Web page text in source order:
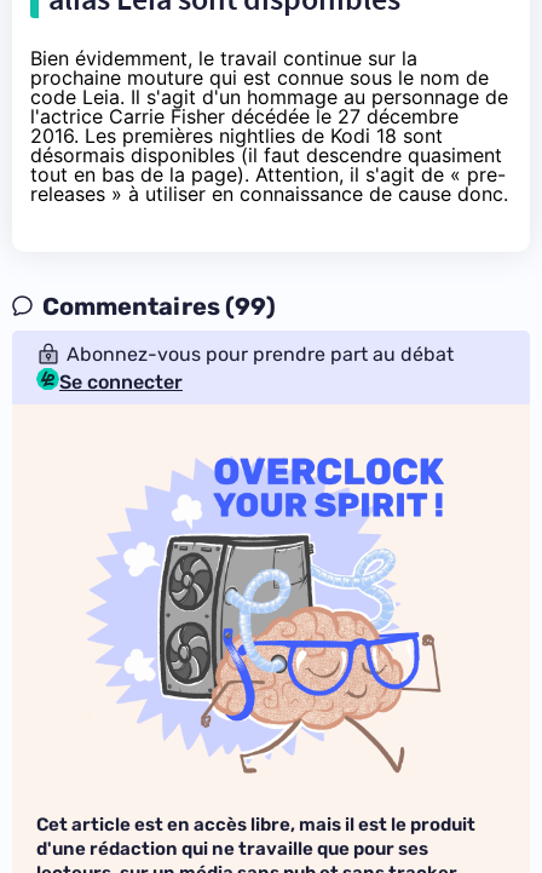
Bien évidemment, le travail continue sur la
prochaine mouture qui est connue sous le nom de
code Leia. Il s'agit d'un hommage au personnage de
l'actrice Carrie Fisher décédée le 27 décembre
2016. Les premières nightlies de Kodi 18 sont
désormais disponibles(il faut descendre quasiment
tout en bas de la page). Attention, il s'agit de « pre-
releases » à utiliser en connaissance de cause donc.
Commentaires (99)
Abonnez-vous pour prendre part au débat
Se connecter
Cet article est en accès libre, mais il est le produit
d'une rédaction qui ne travaille que pour ses